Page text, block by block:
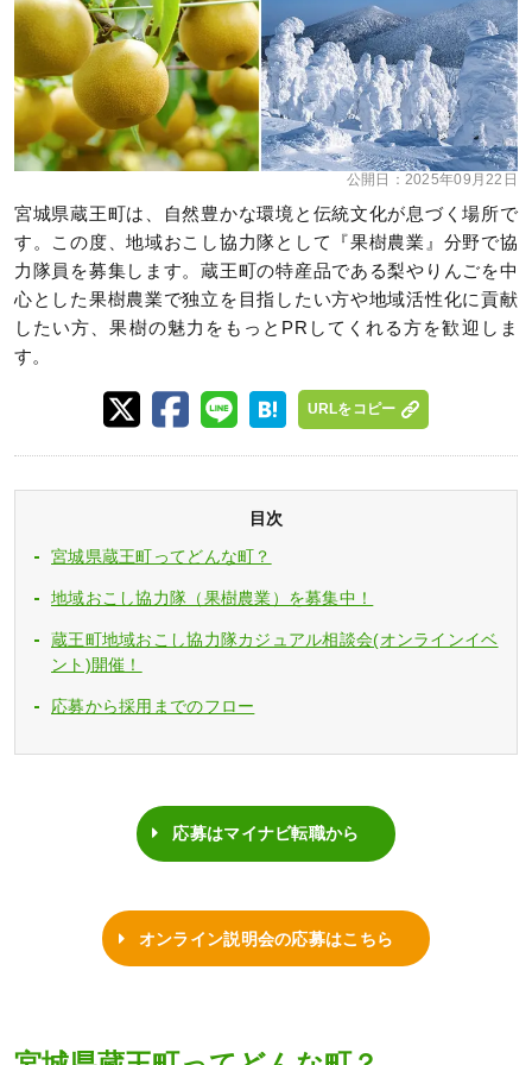
公開日： 2025年09月22日
宮城県蔵王町は、自然豊かな環境と伝統文化が息づく場所で
す。この度、地域おこし協力隊として『果樹農業』分野で協
力隊員を募集します。蔵王町の特産品である梨やりんごを中
心とした果樹農業で独立を目指したい方や地域活性化に貢献
したい方、果樹の魅力をもっとPRしてくれる方を歓迎しま
す。
URLをコピー
目次
宮城県蔵王町ってどんな町？
地域おこし協力隊（果樹農業）を募集中！
蔵王町地域おこし協力隊カジュアル相談会(オンラインイベ
ント)開催！
応募から採用までのフロー
応募はマイナビ転職から
オンライン説明会の応募はこちら